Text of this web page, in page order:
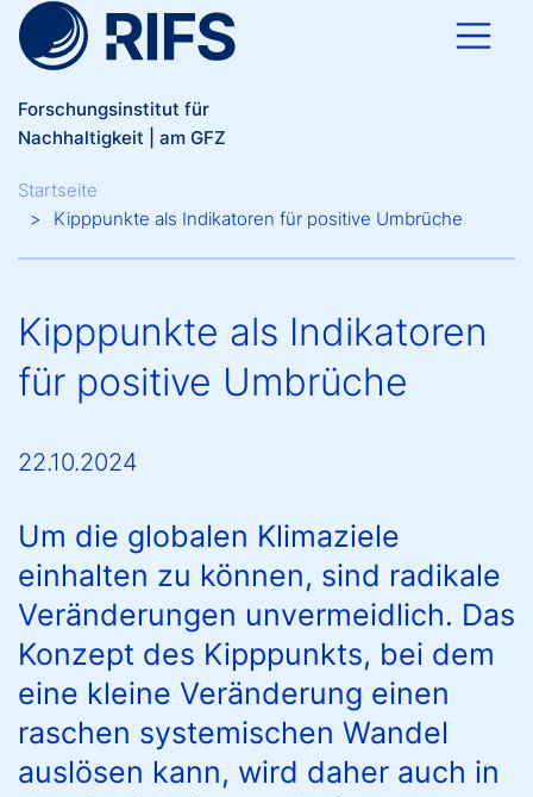
Direkt zum Inhalt
Forschungsinstitut für
Nachhaltigkeit | am GFZ
Breadcrumb
Startseite
Kipppunkte als Indikatoren für positive Umbrüche
Kipppunkte als Indikatoren
für positive Umbrüche
22.10.2024
Um die globalen Klimaziele
einhalten zu können, sind radikale
Veränderungen unvermeidlich. Das
Konzept des Kipppunkts, bei dem
eine kleine Veränderung einen
raschen systemischen Wandel
auslösen kann, wird daher auch in